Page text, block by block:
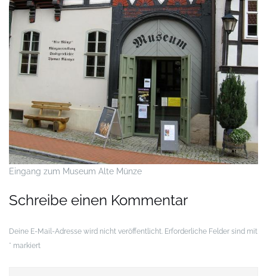
Eingang zum Museum Alte Münze
Schreibe einen Kommentar
Deine E-Mail-Adresse wird nicht veröffentlicht. Erforderliche Felder sind mit
* markiert